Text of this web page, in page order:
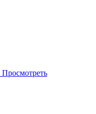
Просмотреть